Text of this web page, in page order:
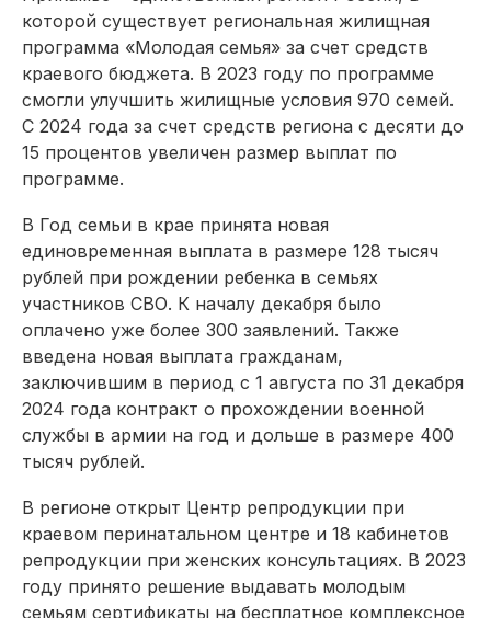
которой существует региональная жилищная
программа «Молодая семья» за счет средств
краевого бюджета. В 2023 году по программе
смогли улучшить жилищные условия 970 семей.
С 2024 года за счет средств региона с десяти до
15 процентов увеличен размер выплат по
программе.
В Год семьи в крае принята новая
единовременная выплата в размере 128 тысяч
руб­лей при рождении ребенка в семьях
участников СВО. К началу декабря было
оплачено уже более 300 заявлений. Также
введена новая выплата гражданам,
заключившим в период с 1 августа по 31 декаб­ря
2024 года контракт о прохождении военной
службы в армии на год и дольше в размере 400
тысяч рублей.
В регионе открыт Центр репродукции при
краевом перинатальном центре и 18 кабинетов
репродукции при женских консультациях. В 2023
году принято решение выдавать молодым
семьям сертификаты на бесплатное комплексное